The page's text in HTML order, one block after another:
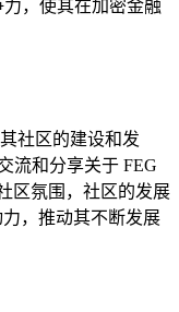
，使其在加密金融
社区的建设和发
流和分享关于 FEG
区氛围，社区的发展
，推动其不断发展